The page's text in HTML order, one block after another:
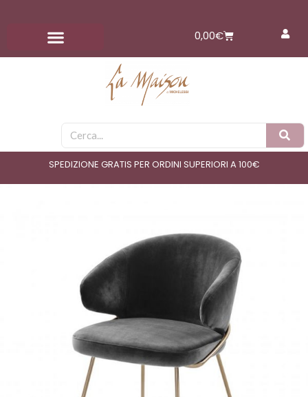
contenuto
0,00€Carrello
Cerca
SPEDIZIONE GRATIS PER ORDINI SUPERIORI A 100€